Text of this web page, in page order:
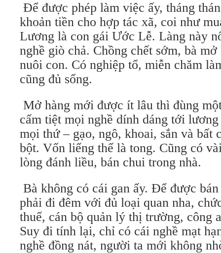
Để được phép làm việc ấy, tháng
khoản tiền cho hợp tác xã, coi như
Lương là con gái Ước Lễ. Làng này
nghề giò chả. Chồng chết sớm, bà
nuôi con. Có nghiệp tổ, miễn chăm
cũng đủ sống.
Mở hàng mới được ít lâu thì đùng
cấm tiệt mọi nghề dính dáng tới
mọi thứ – gạo, ngô, khoai, sắn và bất
bột. Vốn liếng thế là tong. Cũng có
lòng đánh liều, bán chui trong nhà.
Bà không có cái gan ấy. Để được
phải đi đêm với đủ loại quan nha,
thuế, cán bộ quản lý thị trường,
Suy đi tính lại, chỉ có cái nghề mạt
nghề đồng nát, người ta mới không